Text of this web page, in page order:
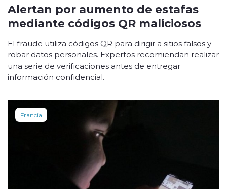
Alertan por aumento de estafas
mediante códigos QR maliciosos
El fraude utiliza códigos QR para dirigir a sitios falsos y
robar datos personales. Expertos recomiendan realizar
una serie de verificaciones antes de entregar
información confidencial.
Francia